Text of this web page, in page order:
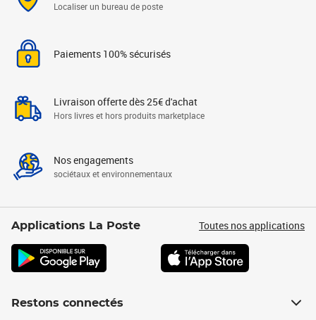
Localiser un bureau de poste
Paiements 100% sécurisés
Livraison offerte dès 25€ d'achat
Hors livres et hors produits marketplace
Nos engagements
sociétaux et environnementaux
Applications La Poste Toutes nos applications
Restons connectés